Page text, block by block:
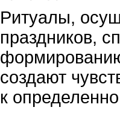
Ритуалы,
праздников,
создают
к